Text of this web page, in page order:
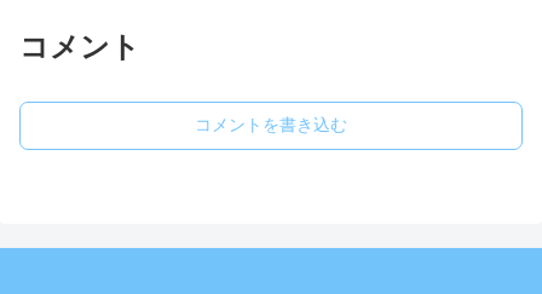
コメント
コメントを書き込む